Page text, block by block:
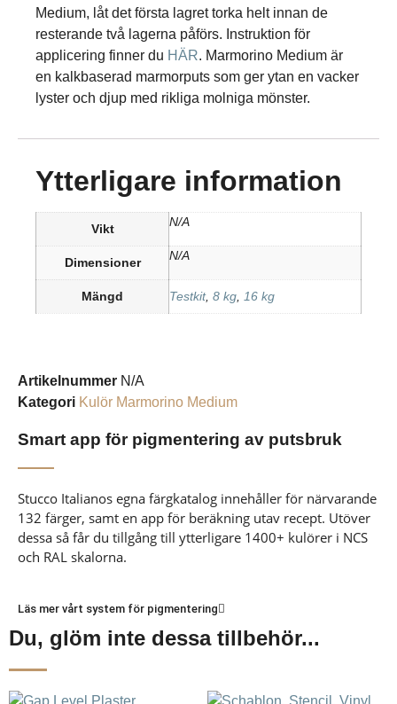
Medium, låt det första lagret torka helt innan de
resterande två lagerna påförs. Instruktion för
applicering finner du HÄR. Marmorino Medium är
en kalkbaserad marmorputs som ger ytan en vacker
lyster och djup med rikliga molniga mönster.
Ytterligare information
Vikt N/A
Dimensioner N/A
Mängd Testkit, 8 kg, 16 kg
Artikelnummer N/A
Kategori Kulör Marmorino Medium
Smart app för pigmentering av putsbruk
Stucco Italianos egna färgkatalog innehåller för närvarande
132 färger, samt en app för beräkning utav recept. Utöver
dessa så får du tillgång till ytterligare 1400+ kulörer i NCS
och RAL skalorna.
Läs mer vårt system för pigmentering
Du, glöm inte dessa tillbehör...